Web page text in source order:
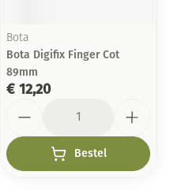
Bota
Bota Digifix Finger Cot
89mm
€ 12,20
Bestel